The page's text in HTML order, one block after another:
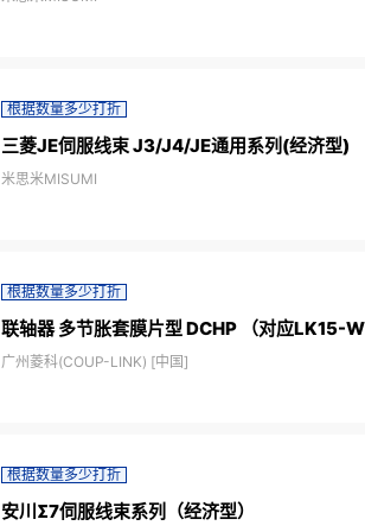
根据数量多少打折
三菱JE伺服线束 J3/J4/JE通用系列(经济型)
米思米MISUMI
根据数量多少打折
联轴器 多节胀套膜片型 DCHP （对应LK15-
广州菱科(COUP-LINK) [中国]
根据数量多少打折
安川Σ7伺服线束系列（经济型）